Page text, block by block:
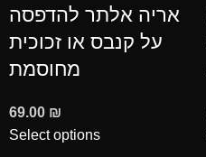
אריה אלתר להדפסה
על קנבס או זכוכית
מחוסמת
69.00 ₪
Select options